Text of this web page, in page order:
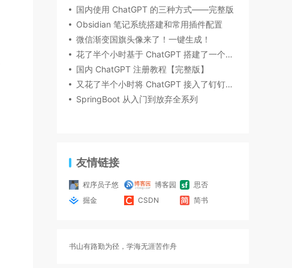
国内使用 ChatGPT 的三种方式——完整版
Obsidian 笔记系统搭建和常用插件配置
微信渐变国旗头像来了！一键生成！
花了半个小时基于 ChatGPT 搭建了一个微信机器人，内含详细搭建流程
国内 ChatGPT 注册教程【完整版】
又花了半个小时将 ChatGPT 接入了钉钉机器人
SpringBoot 从入门到放弃全系列
友情链接
程序员子悠 博客园
思否
掘金
CSDN 简书
书山有路勤为径，学海无涯苦作舟